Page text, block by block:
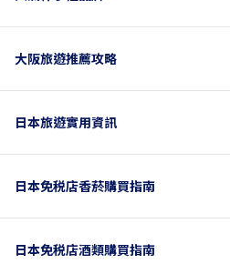
大阪旅遊推薦攻略
日本旅遊實用資訊
日本免税店香菸購買指南
日本免税店酒類購買指南